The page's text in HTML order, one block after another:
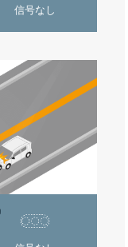
信号なし